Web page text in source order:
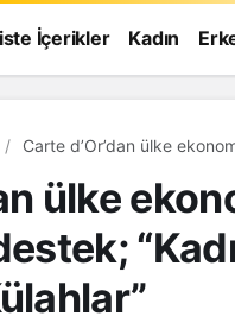
İçerikler Kadın
Carte d’Or’dan ülke ekonomisinde
ülke